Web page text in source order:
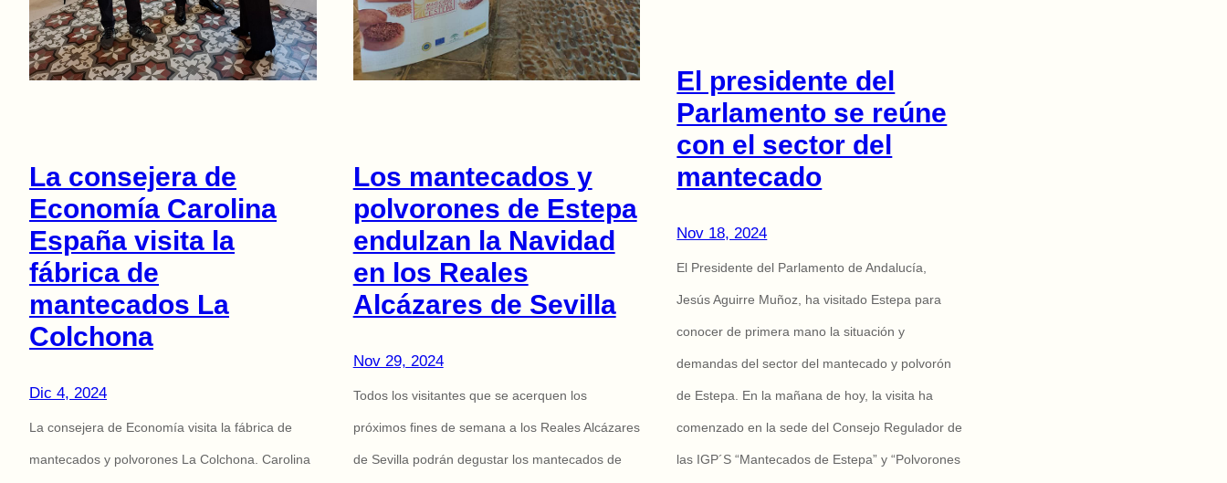
La consejera de
Economía Carolina
España visita la
fábrica de
mantecados La
Colchona
Dic 4, 2024
La consejera de Economía visita la fábrica de
mantecados y polvorones La Colchona. Carolina
Los mantecados y
polvorones de Estepa
endulzan la Navidad
en los Reales
Alcázares de Sevilla
Nov 29, 2024
Todos los visitantes que se acerquen los
próximos fines de semana a los Reales Alcázares
de Sevilla podrán degustar los mantecados de
El presidente del
Parlamento se reúne
con el sector del
mantecado
Nov 18, 2024
El Presidente del Parlamento de Andalucía,
Jesús Aguirre Muñoz, ha visitado Estepa para
conocer de primera mano la situación y
demandas del sector del mantecado y polvorón
de Estepa. En la mañana de hoy, la visita ha
comenzado en la sede del Consejo Regulador de
las IGP´S “Mantecados de Estepa” y “Polvorones